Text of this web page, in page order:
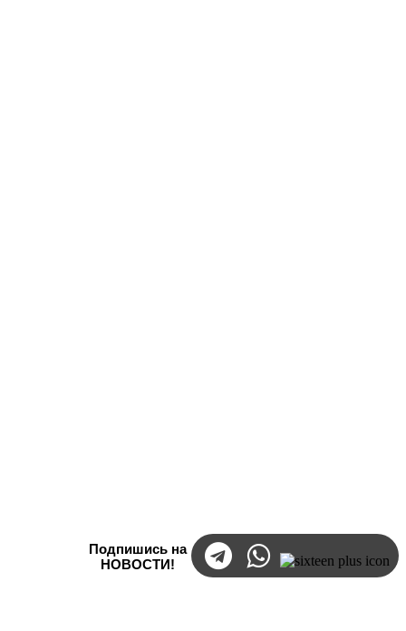
Подпишись на
НОВОСТИ!